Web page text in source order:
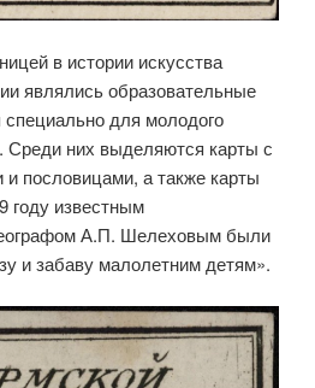
в истории искусства
являлись образовательные
для молодого
Среди них выделяются карты с
и пословицами, а также карты
году известным
А.П. Шелеховым были
и забаву малолетним детям».